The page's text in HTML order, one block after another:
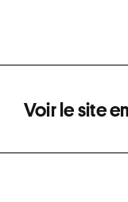
Voir le site